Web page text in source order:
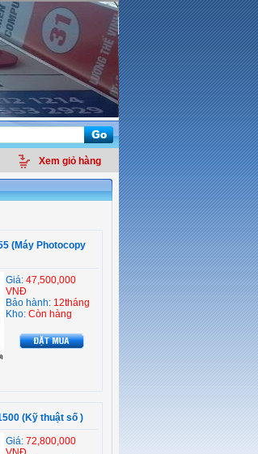
ĐIỆN TỬ MÁY TÍNH - THIẾT BỊ VĂN PHÒNG -
Xem giỏ hàng
(Máy Photocopy
Giá: 47,500,000
VNĐ
Bảo hành: 12tháng
Kho: Còn hàng
(Kỹ thuật số )
Giá: 72,800,000